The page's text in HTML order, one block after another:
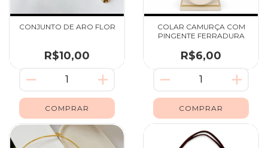
CONJUNTO DE ARO FLOR
R$10,00
COLAR CAMURÇA COM
PINGENTE FERRADURA
R$6,00